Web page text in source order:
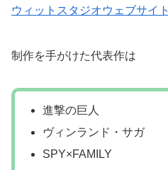
ウィットスタジオウェブサイト
制作を手がけた代表作は
進撃の巨人
ヴィンランド・サガ
SPY×FAMILY